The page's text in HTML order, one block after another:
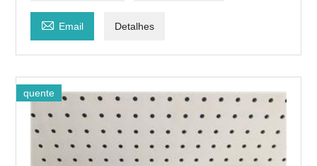
 Email Detalhes
quente